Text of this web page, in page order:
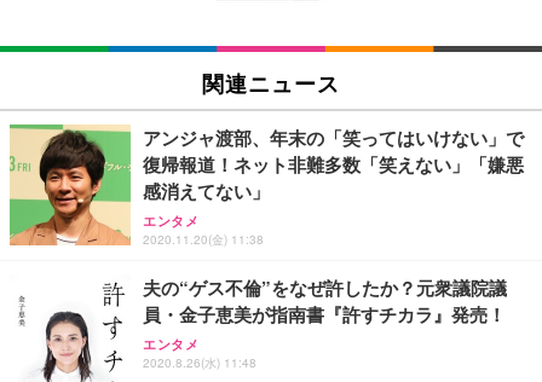
SIHOO B100 オフィスチェア／デスクチェア メッシ
ュチェア 人間工学 疲れない ブラック
￥27,999
Sezlife オフィスチェア デスクチェア 疲れない テレ
ワーク チェア 強化バックレスト 30度ロッキング機
能 人間工学 椅子 腰サポート 90度跳ね上げ式アーム
レスト 3Dヘッドレスト ハンガー付き 高反発クッシ
務用 おしゃれ パソコンチェア (ブラック)
Sezlife オフィスチェア デスクチェア 疲れない テレ
ワーク チェア 強化バックレスト 30度ロッキング機
能 人間工学 椅子 腰サポート 90度跳ね上げ式アーム
EIZO ビジネス向けプレミアムモニター | FlexScan
￥109,572
【純正品】27"ゲーミングモニター DualSense 充電
フック付き（CFI-ZDM1J）
￥49,979
【整備済み品】Dell E2724HS 27インチ 液晶モニタ
ー フルHD（1920×1080）VA 非光沢 HDMI/DisplayP
ort/VGA スピーカー内蔵 高さ調整 スイベル VESA対
Amazonベーシック ペットシーツ 厚型 ワイド 42枚
x2袋(84枚) ホワイト(吸収面:ライトブルー)
￥3,234
ネオ・ルーライフ ネオ・オムツ L 中型犬用 26枚入
り 単品
￥1,800
Smart Basic(スマートベーシック) 【Amazon.co.jp
限定】 Smart Basic アイリスオーヤマ ペットシーツ
超厚型 お徳用 ワイド 100枚入 (x 1) (ケース販売)
関連ニュース
アンジャ渡部、年末の「笑ってはいけない」で
復帰報道！ネット非難多数「笑えない」「嫌悪
感消えてない」
エンタメ
2020.11.20(金) 11:38
夫の“ゲス不倫”をなぜ許したか？元衆議院議
員・金子恵美が指南書『許すチカラ』発売！
エンタメ
2020.8.26(水) 11:48